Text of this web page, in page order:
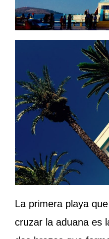
La primera playa
cruzar la aduana es